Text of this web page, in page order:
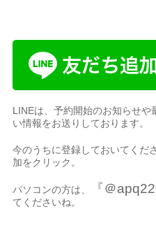
LINEは、予約開始のお知らせ
い情報をお送りしております。
今のうちに登録しておいてくだ
加をクリック。
パソコンの方は、 『＠
てくださいね。